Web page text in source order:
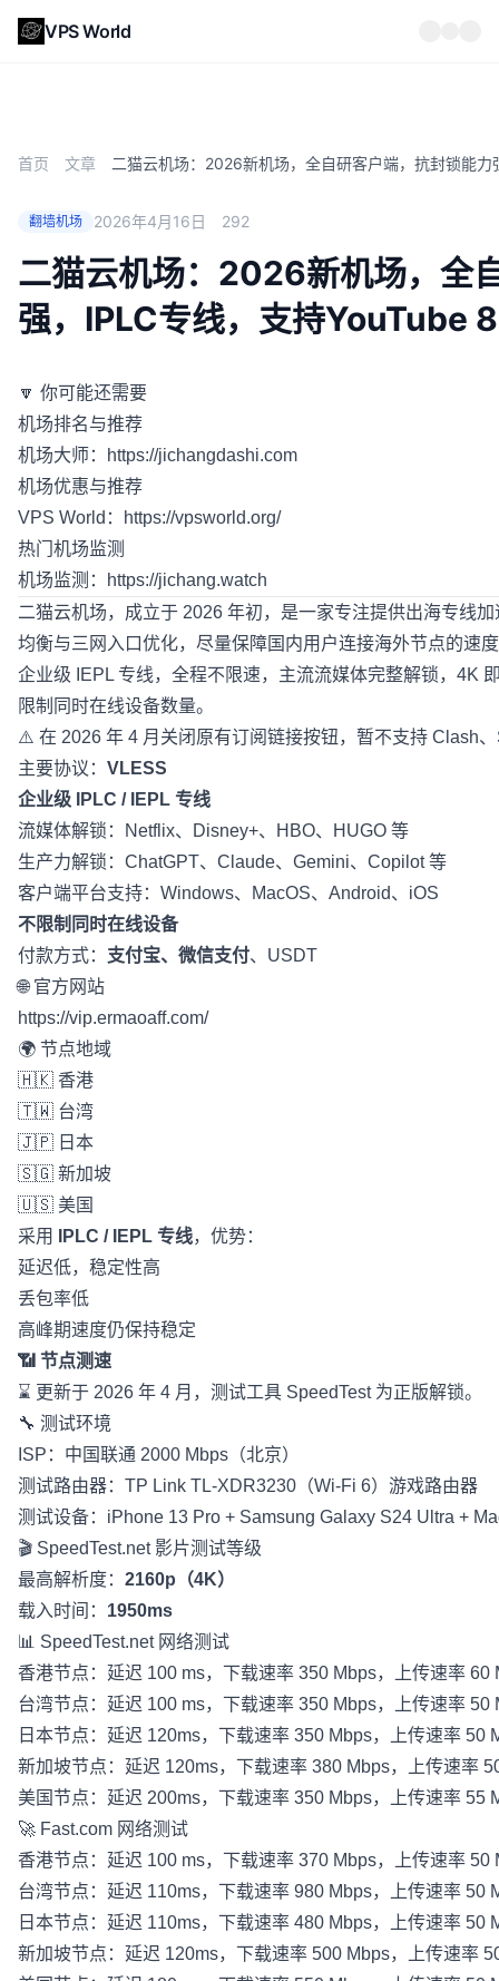
VPS World
首页 文章 二猫云机场：2026新机场，全自研客户端，抗封锁能
翻墙机场 2026年4月16日 292
二猫云机场：2026新机场，全
强，IPLC专线，支持YouTube
🔽 你可能还需要
机场排名与推荐
机场大师：
https://jichangdashi.com
机场优惠与推荐
VPS World：
https://vpsworld.org/
热门机场监测
机场监测：
https://jichang.watch
二猫云机场，成立于 2026 年初，是一家专注提供出海专线
均衡与三网入口优化，尽量保障国内用户连接海外节点的速
企业级 IEPL 专线，全程不限速，主流流媒体完整解锁，4K
限制同时在线设备数量。
⚠️ 在 2026 年 4 月关闭原有订阅链接按钮，暂不支持 Clash
主要协议： VLESS
企业级 IPLC / IEPL 专线
流媒体解锁：Netflix、Disney+、HBO、HUGO 等
生产力解锁：ChatGPT、Claude、Gemini、Copilot 等
客户端平台支持：Windows、MacOS、Android、iOS
不限制同时在线设备
付款方式： 支付宝、微信支付、USDT
🌐 官方网站
https://vip.ermaoaff.com/
🌍 节点地域
🇭🇰 香港
🇹🇼 台湾
🇯🇵 日本
🇸🇬 新加坡
🇺🇸 美国
采用
IPLC / IEPL 专线，优势：
延迟低，稳定性高
丢包率低
高峰期速度仍保持稳定
📶 节点测速
⌛️ 更新于 2026 年 4 月，测试工具 SpeedTest 为正版解锁。
🔧 测试环境
ISP：中国联通 2000 Mbps（北京）
测试路由器：TP Link TL-XDR3230（Wi-Fi 6）游戏路由器
测试设备：iPhone 13 Pro + Samsung Galaxy S24 Ultra +
🎬 SpeedTest.net影片测试等级
最高解析度： 2160p（4K）
载入时间： 1950ms
📊 SpeedTest.net网络测试
香港节点：延迟 100 ms，下载速率 350 Mbps，上传速率 60
台湾节点：延迟 100 ms，下载速率 350 Mbps，上传速率 50
日本节点：延迟 120ms，下载速率 350 Mbps，上传速率 50
新加坡节点：延迟 120ms，下载速率 380 Mbps，上传速率
美国节点：延迟 200ms，下载速率 350 Mbps，上传速率 55
🚀 Fast.com 网络测试
香港节点：延迟 100 ms，下载速率 370 Mbps，上传速率 50
台湾节点：延迟 110ms，下载速率 980 Mbps，上传速率 50
日本节点：延迟 110ms，下载速率 480 Mbps，上传速率 50
新加坡节点：延迟 120ms，下载速率 500 Mbps，上传速率